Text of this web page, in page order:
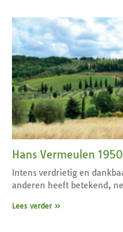
Hans Vermeulen
Intens verdrietig en
anderen heeft betekend,
Lees verder »